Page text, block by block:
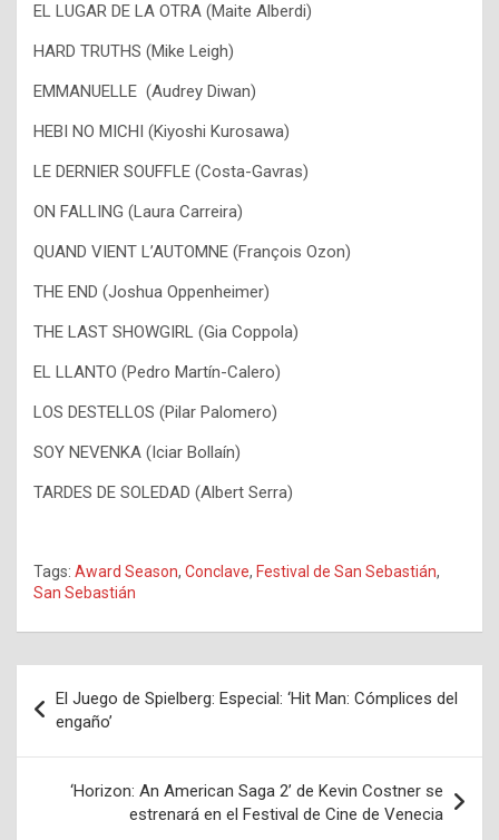
EL LUGAR DE LA OTRA (Maite Alberdi)
HARD TRUTHS (Mike Leigh)
EMMANUELLE (Audrey Diwan)
HEBI NO MICHI (Kiyoshi Kurosawa)
LE DERNIER SOUFFLE (Costa-Gavras)
ON FALLING (Laura Carreira)
QUAND VIENT L’AUTOMNE (François Ozon)
THE END (Joshua Oppenheimer)
THE LAST SHOWGIRL (Gia Coppola)
EL LLANTO (Pedro Martín-Calero)
LOS DESTELLOS (Pilar Palomero)
SOY NEVENKA (Iciar Bollaín)
TARDES DE SOLEDAD (Albert Serra)
Tags: Award Season, Conclave, Festival de San Sebastián,
San Sebastián
de
entradas
El Juego de Spielberg: Especial: ‘Hit Man: Cómplices del
engaño’
‘Horizon: An American Saga 2’ de Kevin Costner se
estrenará en el Festival de Cine de Venecia